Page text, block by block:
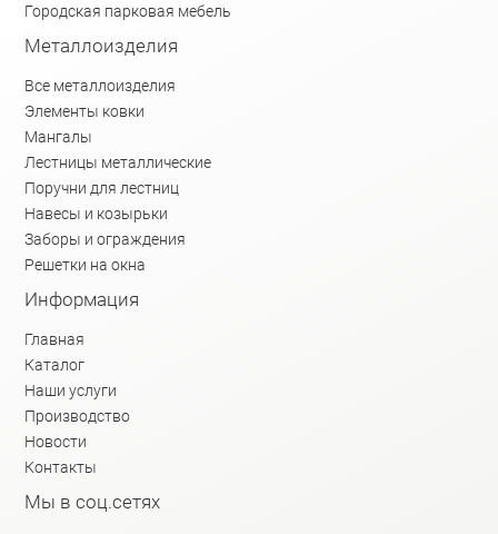
Городская парковая мебель
Металлоизделия
Все металлоизделия
Элементы ковки
Мангалы
Лестницы металлические
Поручни для лестниц
Навесы и козырьки
Заборы и ограждения
Решетки на окна
Информация
Главная
Каталог
Наши услуги
Производство
Новости
Контакты
Мы в соц.сетях